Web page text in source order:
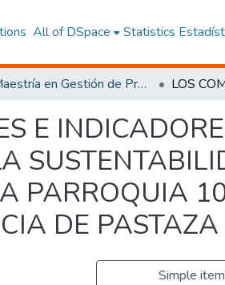
All of DSpace Statistics
Maestría en Gestión de Proyectos Socioproductivos
E
PARROQUIA
DE PASTAZA
Simple